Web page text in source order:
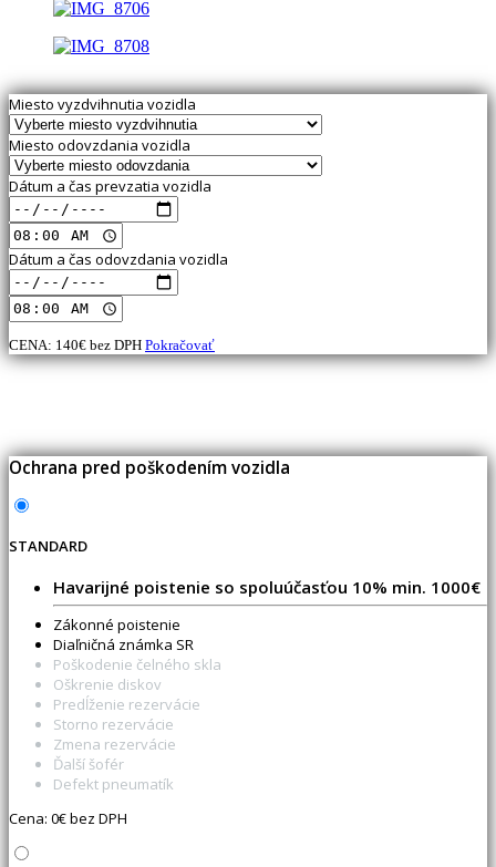
Miesto vyzdvihnutia vozidla
Miesto odovzdania vozidla
Dátum a čas prevzatia vozidla
Dátum a čas odovzdania vozidla
CENA: 140€ bez DPH Pokračovať
Ochrana pred poškodením vozidla
STANDARD
Havarijné poistenie so spoluúčasťou 10% min. 1000€
Zákonné poistenie
Diaľničná známka SR
Poškodenie čelného skla
Oškrenie diskov
Predĺženie rezervácie
Storno rezervácie
Zmena rezervácie
Ďalší šofér
Defekt pneumatík
Cena: 0€ bez DPH